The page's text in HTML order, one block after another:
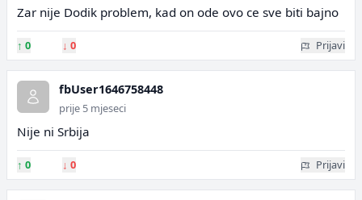
Zar nije Dodik problem, kad on ode ovo ce sve biti bajno
↑ 0 ↓ 0 Prijavi
fbUser1646758448
prije 5 mjeseci
Nije ni Srbija
↑ 0 ↓ 0 Prijavi